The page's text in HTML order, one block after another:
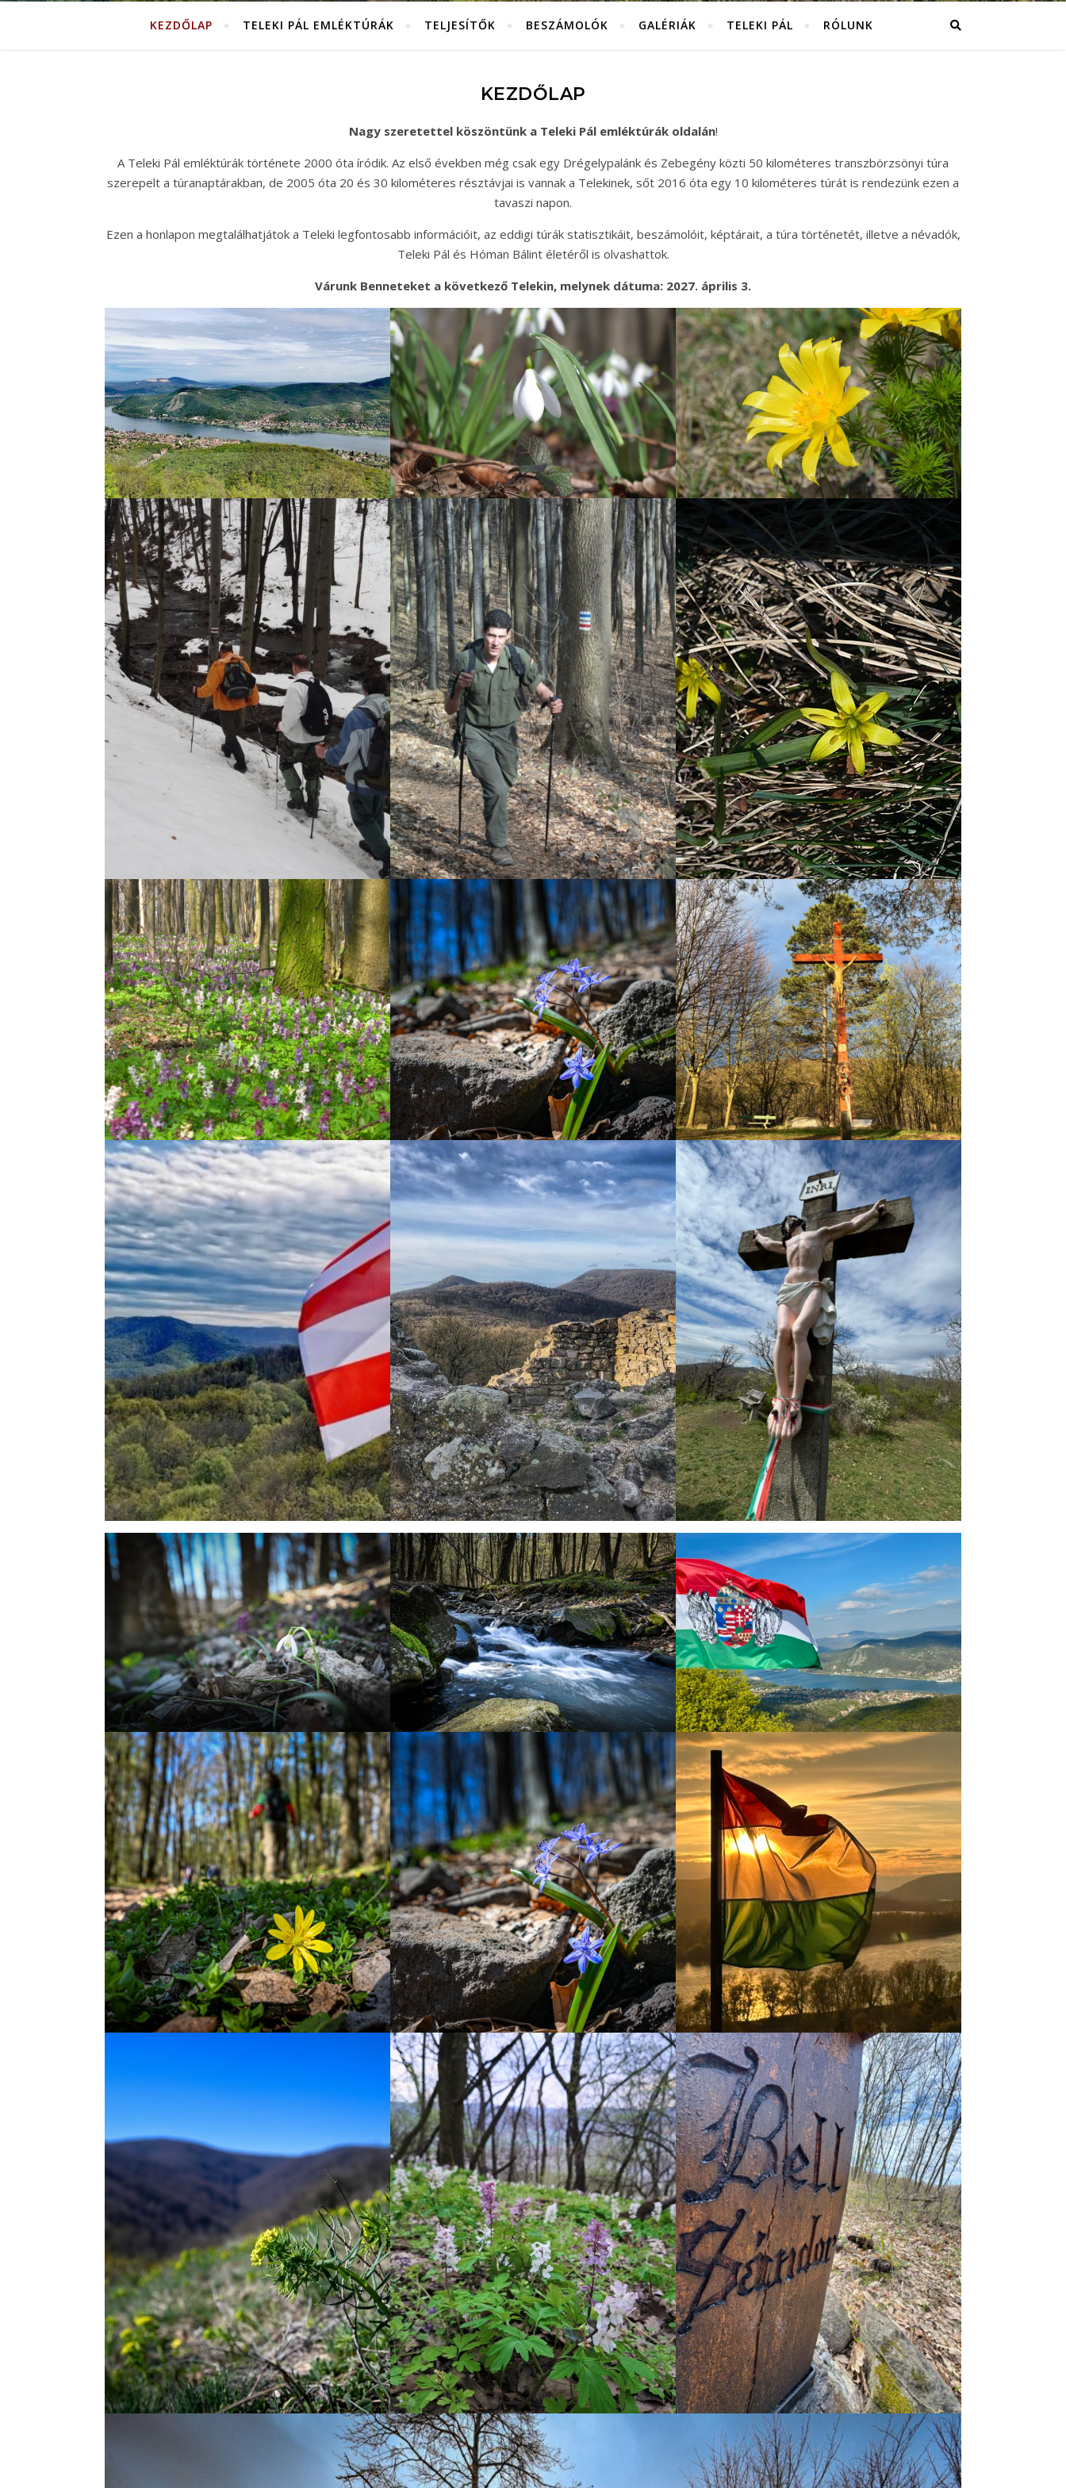
KEZDŐLAP TELEKI PÁL EMLÉKTÚRÁK TELJESÍTŐK BESZÁMOLÓK GALÉRIÁK TELEKI PÁL RÓLUNK
KEZDŐLAP
Nagy szeretettel köszöntünk a Teleki Pál emléktúrák oldalán!
A Teleki Pál emléktúrák története 2000 óta íródik. Az első években még csak egy Drégelypalánk és Zebegény közti 50 kilométeres transzbörzsönyi túra
szerepelt a túranaptárakban, de 2005 óta 20 és 30 kilométeres résztávjai is vannak a Telekinek, sőt 2016 óta egy 10 kilométeres túrát is rendezünk ezen a
tavaszi napon.
Ezen a honlapon megtalálhatjátok a Teleki legfontosabb információit, az eddigi túrák statisztikáit, beszámolóit, képtárait, a túra történetét, illetve a névadók,
Teleki Pál és Hóman Bálint életéről is olvashattok.
Várunk Benneteket a következő Telekin, melynek dátuma: 2027. április 3.